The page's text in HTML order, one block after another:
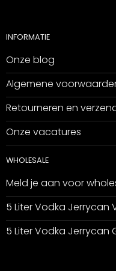
INFORMATIE
Onze blog
Algemene
Retourneren en
Onze vacatures
WHOLESALE
Meld je aan voor
5 Liter Vodka Jerrycan
5 Liter Vodka Jerrycan